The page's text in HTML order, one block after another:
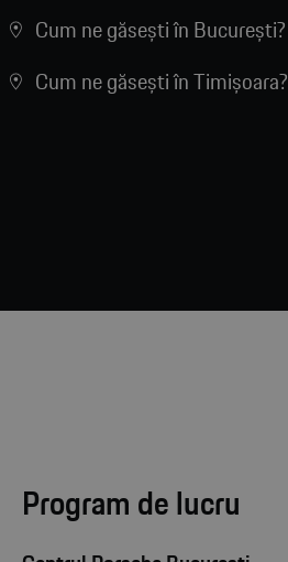
Cum ne găsești în București?
Cum ne găsești în Timișoara?
Program de lucru